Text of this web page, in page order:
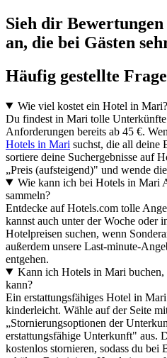
Sieh dir
an, die bei Gästen
Häufig gestellte
Wie viel kostet ein Hotel in Mari?
Du findest in Mari tolle
Anforderungen bereits ab 45 €.
Hotels in Mari suchst, die all deine
sortiere deine Suchergebnisse auf
„Preis (aufsteigend)" und wende
Wie kann ich bei Hotels in Mari
sammeln?
Entdecke auf Hotels.com tolle
kannst auch unter der Woche oder
Hotelpreisen suchen, wenn
außerdem unsere Last-minute-
entgehen.
Kann ich Hotels in Mari buchen,
kann?
Ein erstattungsfähiges Hotel in
kinderleicht. Wähle auf der Seite
„Stornierungsoptionen der
erstattungsfähige Unterkunft" aus.
kostenlos stornieren, sodass du bei